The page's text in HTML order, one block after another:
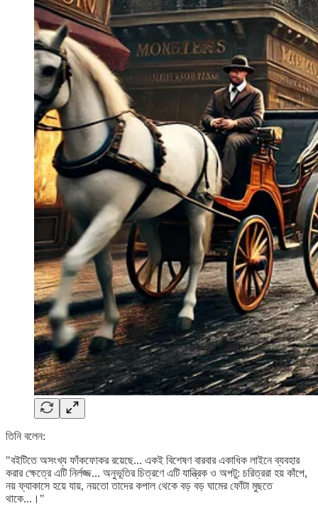
তিনি বলেন:
"বইটিতে অসংখ্য ফাঁকফোকর রয়েছে... একই বিশেষণ বারবার একাধিক লাইনে ব্যবহার
করার ক্ষেত্রে এটি নির্লজ্জ... অনুভূতির চিত্রণে এটি যান্ত্রিক ও অপটু: চরিত্ররা হয় কাঁপে,
নয় ফ্যাকাসে হয়ে যায়, নয়তো তাদের কপাল থেকে বড় বড় ঘামের ফোঁটা মুছতে
থাকে...।"